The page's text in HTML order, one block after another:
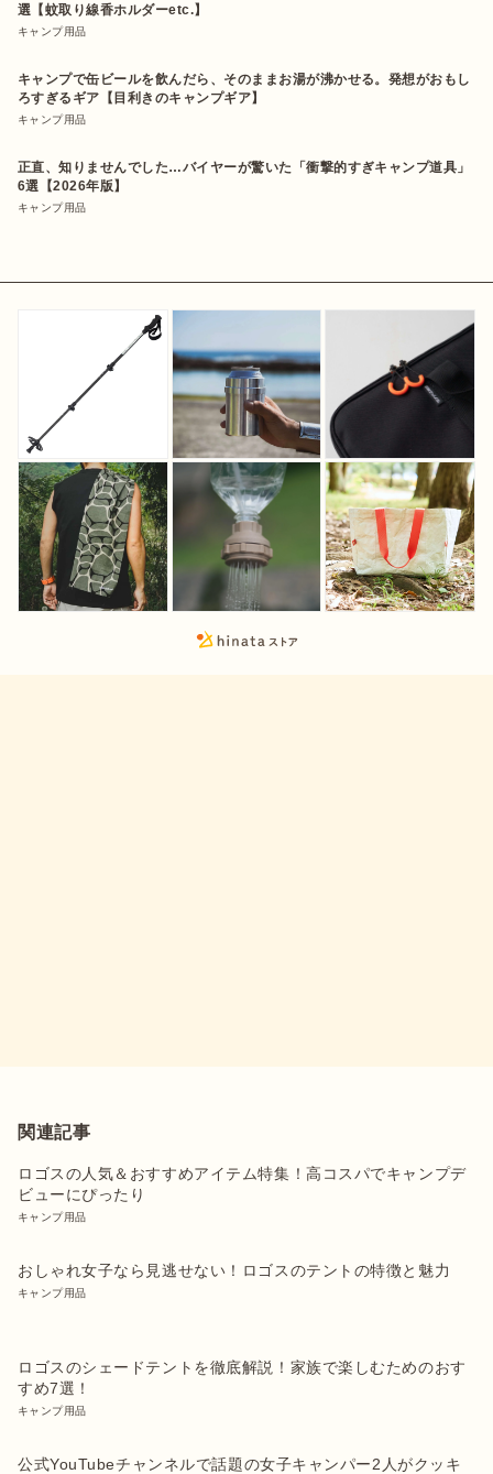
選【蚊取り線香ホルダーetc.】
キャンプ用品
キャンプで缶ビールを飲んだら、そのままお湯が沸かせる。発想がおもし
ろすぎるギア【目利きのキャンプギア】
キャンプ用品
正直、知りませんでした…バイヤーが驚いた「衝撃的すぎキャンプ道具」
6選【2026年版】
キャンプ用品
関連記事
ロゴスの人気＆おすすめアイテム特集！高コスパでキャンプデ
ビューにぴったり
キャンプ用品
おしゃれ女子なら見逃せない！ロゴスのテントの特徴と魅力
キャンプ用品
ロゴスのシェードテントを徹底解説！家族で楽しむためのおす
すめ7選！
キャンプ用品
公式YouTubeチャンネルで話題の女子キャンパー2人がクッキ